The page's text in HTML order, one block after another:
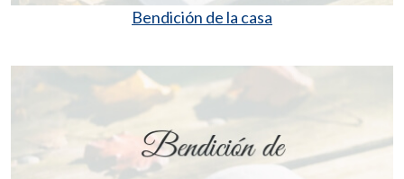
Bendición de la casa